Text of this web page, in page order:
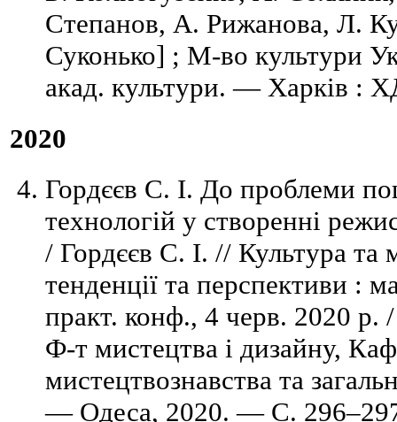
Степанов, А. Рижанова, Л.
Суконько] ; М-во культури
акад. культури. — Харків :
2020
Гордєєв С. І. До проблеми
технологій у створенні
/ Гордєєв С. І. // Культура та
тенденції та перспективи :
практ. конф., 4 черв. 2020 р.
Ф-т мистецтва і дизайну,
мистецтвознавства та
— Одеса, 2020. — С.